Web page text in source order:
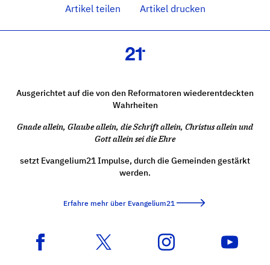
Artikel teilen Artikel drucken
Ausgerichtet auf die von den Reformatoren wiederentdeckten
Wahrheiten
Gnade allein, Glaube allein, die Schrift allein, Christus allein und
Gott allein sei die Ehre
setzt Evangelium21 Impulse, durch die Gemeinden gestärkt
werden.
Erfahre mehr über Evangelium21